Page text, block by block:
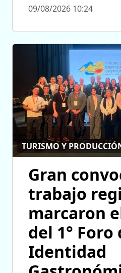
09/08/2026 10:24
TURISMO Y
Gran
trabajo
marcaron
del 1° Foro
Identidad